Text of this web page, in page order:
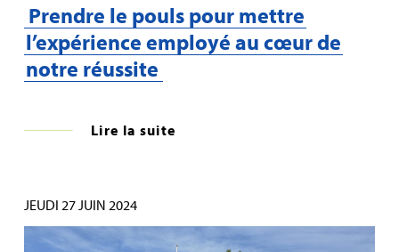
Prendre le pouls pour mettre
l’expérience employé au cœur de
notre réussite
Lire la suite
JEUDI 27 JUIN 2024